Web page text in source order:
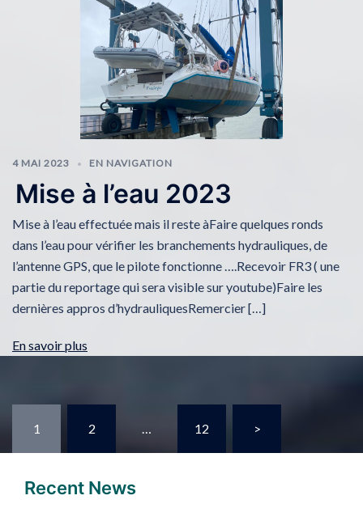
4 MAI 2023 EN NAVIGATION
Mise à l’eau 2023
Mise à l’eau effectuée mais il reste àFaire quelques ronds
dans l’eau pour vérifier les branchements hydrauliques, de
l’antenne GPS, que le pilote fonctionne ….Recevoir FR3 ( une
partie du reportage qui sera visible sur youtube)Faire les
dernières appros d’hydrauliquesRemercier […]
En savoir plus
1 2 … 12 >
Recent News